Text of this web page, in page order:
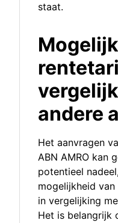
staat.
andere
Het aanvragen
ABN AMRO kan
potentieel
mogelijkheid
in vergelijking
Het is belangrijk